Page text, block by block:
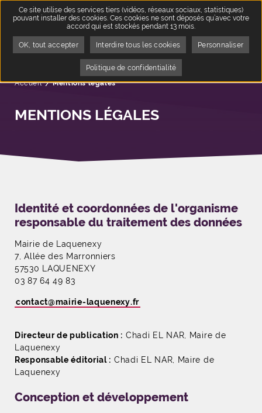
Accueil Page active :
Mentions légales
MENTIONS LÉGALES
Identité et coordonnées de l'organisme
responsable du traitement des données
Mairie de Laquenexy
7, Allée des Marronniers
57530 LAQUENEXY
03 87 64 49 83
contact@mairie-laquenexy.fr
Directeur de publication : Chadi EL NAR, Maire de
Laquenexy
Responsable éditorial : Chadi EL NAR, Maire de
Laquenexy
Conception et développement
Ce site utilise des services tiers (vidéos, réseaux sociaux, statistiques)
pouvant installer des cookies. Ces cookies ne sont déposés qu’avec votre
accord qui est stockés pendant 13 mois.
OK, tout accepter Interdire tous les cookies Personnaliser
Politique de confidentialité